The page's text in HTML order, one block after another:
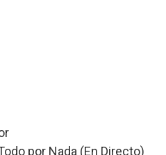
por Nada (En Directo)